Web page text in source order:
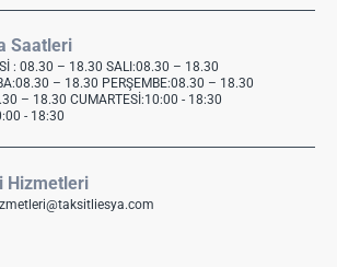
Saatleri
: 08.30 – 18.30 SALI:08.30 – 18.30
– 18.30 PERŞEMBE:08.30 – 18.30
– 18.30 CUMARTESİ:10:00 - 18:30
- 18:30
Hizmetleri